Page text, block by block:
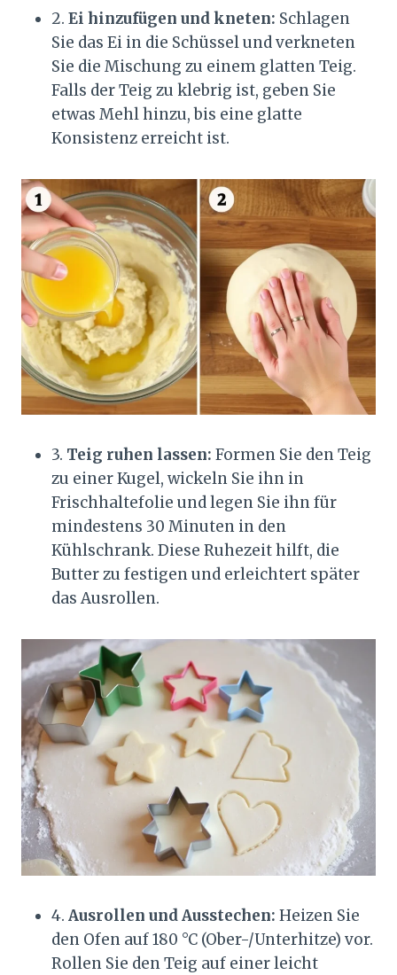
2. Ei hinzufügen und kneten: Schlagen
Sie das Ei in die Schüssel und verkneten
Sie die Mischung zu einem glatten Teig.
Falls der Teig zu klebrig ist, geben Sie
etwas Mehl hinzu, bis eine glatte
Konsistenz erreicht ist.
3. Teig ruhen lassen: Formen Sie den Teig
zu einer Kugel, wickeln Sie ihn in
Frischhaltefolie und legen Sie ihn für
mindestens 30 Minuten in den
Kühlschrank. Diese Ruhezeit hilft, die
Butter zu festigen und erleichtert später
das Ausrollen.
4. Ausrollen und Ausstechen: Heizen Sie
den Ofen auf 180 °C (Ober-/Unterhitze) vor.
Rollen Sie den Teig auf einer leicht